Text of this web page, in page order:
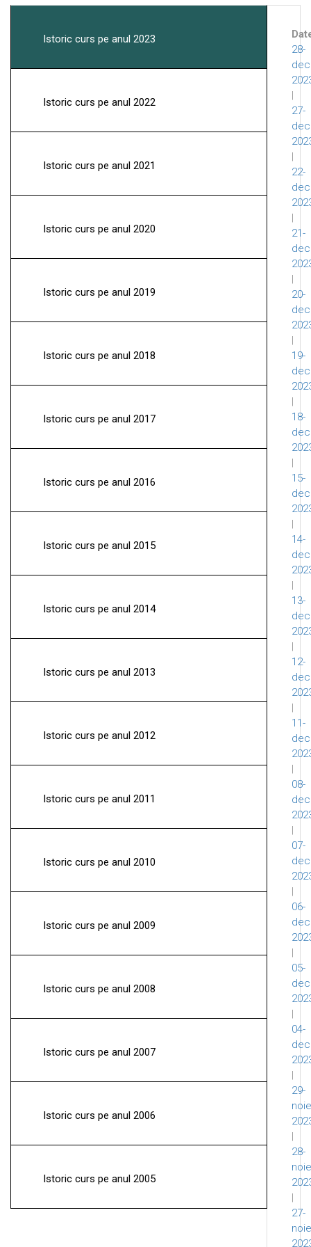
Istoric curs pe anul 2023
Istoric curs pe anul 2022
Istoric curs pe anul 2021
Istoric curs pe anul 2020
Istoric curs pe anul 2019
Istoric curs pe anul 2018
Istoric curs pe anul 2017
Istoric curs pe anul 2016
Istoric curs pe anul 2015
Istoric curs pe anul 2014
Istoric curs pe anul 2013
Istoric curs pe anul 2012
Istoric curs pe anul 2011
Istoric curs pe anul 2010
Istoric curs pe anul 2009
Istoric curs pe anul 2008
Istoric curs pe anul 2007
Istoric curs pe anul 2006
Istoric curs pe anul 2005
28-
|
27-
|
22-
|
21-
|
20-
|
19-
|
18-
|
15-
|
14-
|
13-
|
12-
|
11-
|
08-
|
07-
|
06-
|
05-
|
04-
|
29-
|
28-
|
27-